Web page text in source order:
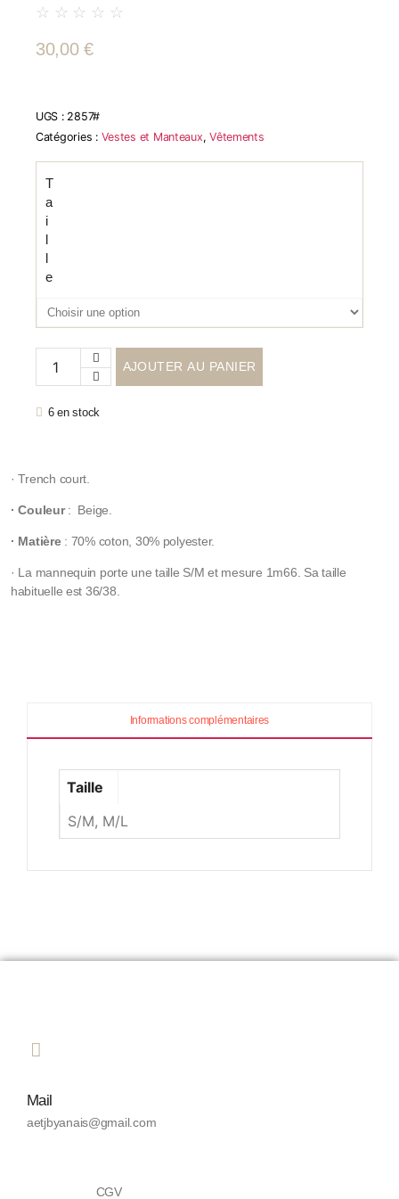
☆ ☆ ☆ ☆ ☆
30,00€
UGS : 2857#
Catégories : Vestes et Manteaux,Vêtements
T
a
i
l
l
e
AJOUTER AU PANIER
6 en stock
· Trench court.
· Couleur: Beige.
· Matière: 70% coton, 30% polyester.
· La mannequin porte une taille S/M et mesure 1m66. Sa taille
habituelle est 36/38.
Informations complémentaires
Taille
S/M, M/L
Mail
aetjbyanais@gmail.com
CGV